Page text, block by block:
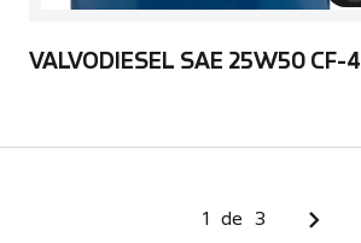
VALVODIESEL SAE 25W50 CF-4
1 de 3